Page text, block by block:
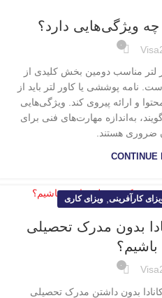
ویژگی‌هایی دارد؟
۰
لتر مناسب دومین بخش کلیدی از
نامه پوششی یا کاور لتر باید از
و ارائه پیروی کند. ویژگی‌هایی
به‌اندازه مهارت‌های فنی برای
ضروری هستند.
CONTINUE
کارآفرینی ویزای کاری
بدون مدرک تحصیلی
باشیم؟
۰
بدون داشتن مدرک تحصیلی